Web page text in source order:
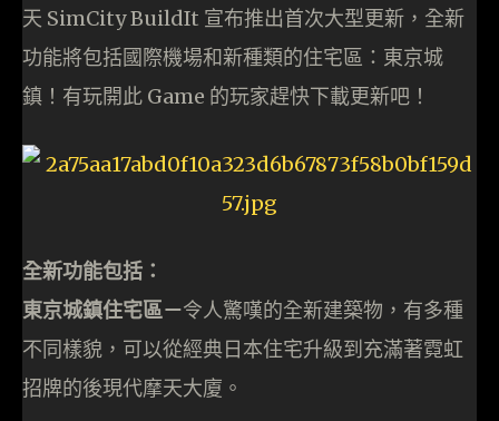
天 SimCity BuildIt 宣布推出首次大型更新，全新
功能將包括國際機場和新種類的住宅區：東京城
鎮！有玩開此 Game 的玩家趕快下載更新吧！
全新功能包括：
東京城鎮住宅區－令人驚嘆的全新建築物，有多種
不同樣貌，可以從經典日本住宅升級到充滿著霓虹
招牌的後現代摩天大廈。